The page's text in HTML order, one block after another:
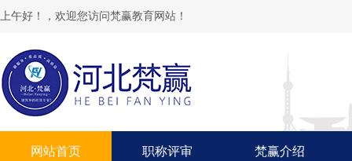
上午好！，欢迎您访问梵赢教育网站！
网站首页 职称评审 梵赢介绍